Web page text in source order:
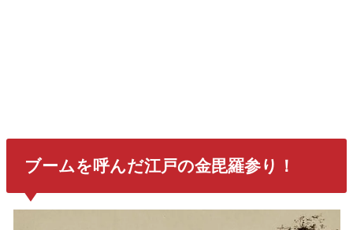
ブームを呼んだ江戸の金毘羅参り！